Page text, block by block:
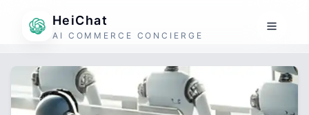
HeiChat
AI COMMERCE CONCIERGE